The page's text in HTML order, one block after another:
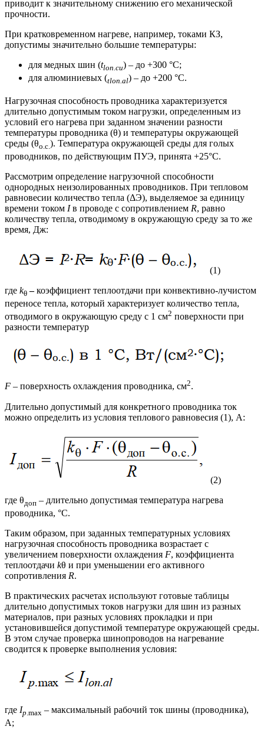
приводит к значительному снижению его механической
прочности.
При кратковременном нагреве, например, токами КЗ,
допустимы значительно большие температуры:
для медных шин (tlon.cu) – до +300 °С;
для алюминиевых (tlon.al) – до +200 °С.
Нагрузочная способность проводника характеризуется
длительно допустимым током нагрузки, определенным из
условий его нагрева при заданном значении разности
температуры проводника (θ) и температуры окружающей
среды (θо.с. ). Температура окружающей среды для голых
проводников, по действующим ПУЭ, принята +25°С.
Рассмотрим определение нагрузочной способности
однородных неизолированных проводников. При тепловом
равновесии количество тепла (ΔЭ), выделяемое за единицу
времени током Iв проводе с сопротивлением R, равно
количеству тепла, отводимому в окружающую среду за то же
время, Дж:
(1)
где kθ –коэффициент теплоотдачи при конвективно-лучистом
переносе тепла, который характеризует количество тепла,
отводимого в окружающую среду с 1 см2 поверхности при
разности температур
F – поверхность охлаждения проводника, см2.
Длительно допустимый для конкретного проводника ток
можно определить из условия теплового равновесия (1), А:
(2)
где θдоп – длительно допустимая температура нагрева
проводника, °С.
Таким образом, при заданных температурных условиях
нагрузочная способность проводника возрастает с
увеличением поверхности охлаждения F, коэффициента
теплоотдачи kθ и при уменьшении его активного
сопротивления R.
В практических расчетах используют готовые таблицы
длительно допустимых токов нагрузки для шин из разных
материалов, при разных условиях прокладки и при
установившейся допустимой температуре окружающей среды.
В этом случае проверка шинопроводов на нагревание
сводится к проверке выполнения условия:
где Ip .max – максимальный рабочий ток шины (проводника),
А;